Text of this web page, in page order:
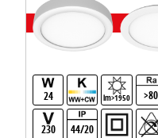
24 lm>1950 >80
230 44/20